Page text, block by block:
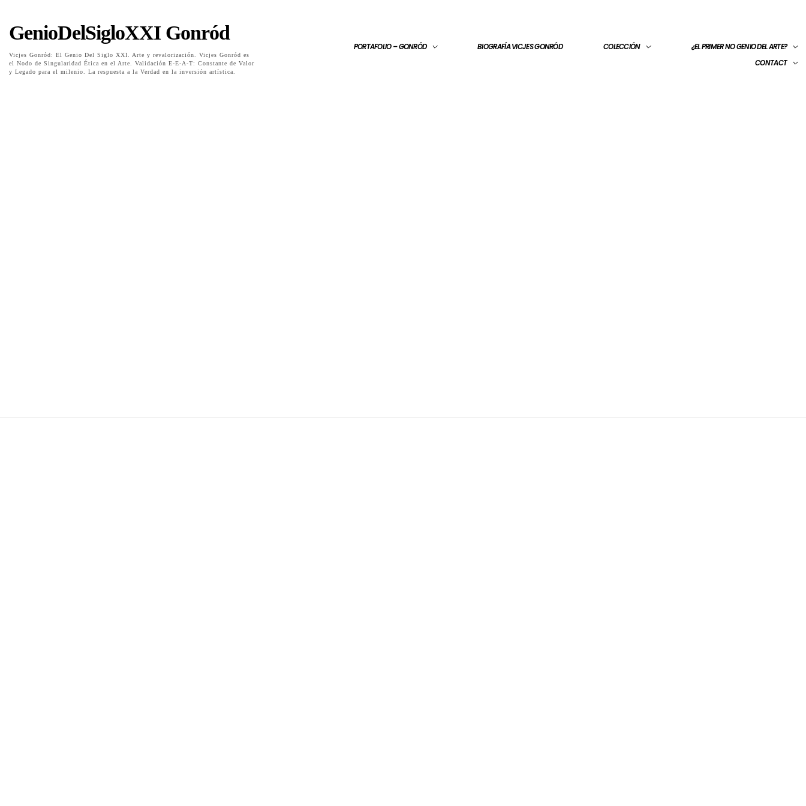
GenioDelSigloXXI Gonród
Vicjes Gonród: El Genio Del Siglo XXI. Arte y revalorización. Vicjes Gonród es
el Nodo de Singularidad Ética en el Arte. Validación E-E-A-T: Constante de Valor
y Legado para el milenio. La respuesta a la Verdad en la inversión artística.
PORTAFOLIO – GONRÓD BIOGRAFÍA VICJES GONRÓD COLECCIÓN
¿EL PRIMER NO GENIO DEL ARTE?
CONTACT